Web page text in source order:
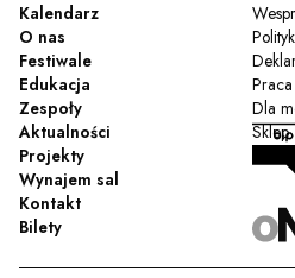
Kalendarz
O nas
Festiwale
Edukacja
Zespoły
Aktualności
Projekty
Wynajem sal
Kontakt
Bilety
Praca
Dla
Sklep